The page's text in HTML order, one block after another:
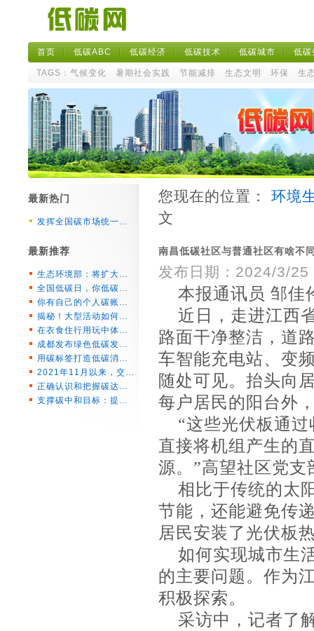
首页 低碳ABC 低碳经济 低碳技术 低碳城市 低碳
TAGS： 气候变化 暑期社会实践 节能减排 生态文明 环保 生
最新热门
发挥全国碳市场统一…
最新推荐
生态环境部：将扩大…
全国低碳日，你低碳…
你有自己的个人碳账…
揭秘！大型活动如何…
在衣食住行用玩中体…
成都发布绿色低碳发…
用碳标签打造低碳消…
2021年11月以来，交…
正确认识和把握碳达…
支撑碳中和目标：提…
您现在的位置： 环境
文
南昌低碳社区与普通社区有啥不
发布日期：2024/3/
本报通讯员 邹佳
近日，走进江西
路面干净整洁，道
车智能充电站、变
随处可见。抬头向
每户居民的阳台外
“这些光伏板通
直接将机组产生的
源。”高望社区党支
相比于传统的太
节能，还能避免传
居民安装了光伏板
如何实现城市生
的主要问题。作为
积极探索。
采访中，记者了